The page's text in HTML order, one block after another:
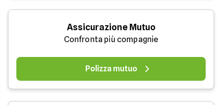
Assicurazione Mutuo
Confronta più compagnie
Polizza mutuo